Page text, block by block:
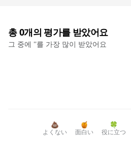
총0개의 평가를 받았어요
그 중에 ''를 가장 많이 받았어요
💩
よくない
🍯
面白い
🍀
役に立つ